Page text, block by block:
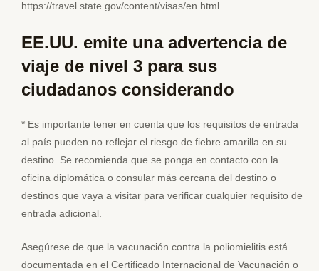
https://travel.state.gov/content/visas/en.html.
EE.UU. emite una advertencia de
viaje de nivel 3 para sus
ciudadanos considerando
* Es importante tener en cuenta que los requisitos de entrada
al país pueden no reflejar el riesgo de fiebre amarilla en su
destino. Se recomienda que se ponga en contacto con la
oficina diplomática o consular más cercana del destino o
destinos que vaya a visitar para verificar cualquier requisito de
entrada adicional.
Asegúrese de que la vacunación contra la poliomielitis está
documentada en el Certificado Internacional de Vacunación o